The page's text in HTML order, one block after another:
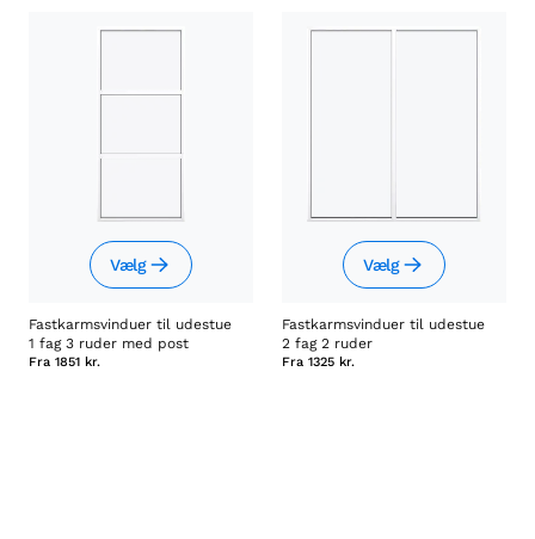
Vælg
Fastkarmsvinduer til udestue
1 fag 3 ruder med post
Fra 1851 kr.
Vælg
Fastkarmsvinduer til udestue
2 fag 2 ruder
Fra 1325 kr.